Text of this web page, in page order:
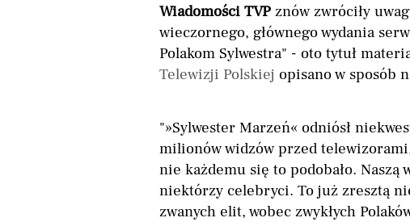
Wiadomości TVP znów zwróciły
wieczornego, głównego wydania
Polakom Sylwestra" - oto tytuł
Telewizji Polskiej opisano w sposób
"»Sylwester Marzeń« odniósł
milionów widzów przed
nie każdemu się to podobało. Naszą
niektórzy celebryci. To już zresztą
zwanych elit, wobec zwykłych